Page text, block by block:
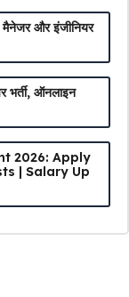
और इंजीनियर
ऑनलाइन
2026: Apply
| Salary Up